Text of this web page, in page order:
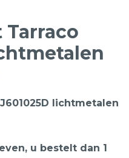
Tarraco
lichtmetalen
u bestelt dan 1